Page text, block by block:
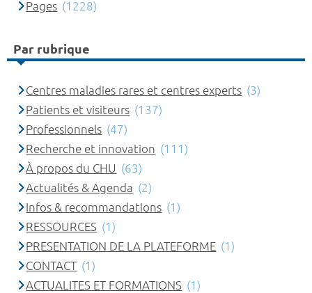
Pages (1228)
Par rubrique
Centres maladies rares et centres experts (3)
Patients et visiteurs (137)
Professionnels (47)
Recherche et innovation (111)
À propos du CHU (63)
Actualités & Agenda (2)
Infos & recommandations (1)
RESSOURCES (1)
PRESENTATION DE LA PLATEFORME (1)
CONTACT (1)
ACTUALITES ET FORMATIONS (1)